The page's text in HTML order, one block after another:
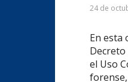
24 de
En esta
el Uso